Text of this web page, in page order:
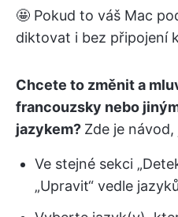
🤩 Pokud to váš Mac
diktovat i bez připojení
Chcete to změnit a
francouzsky nebo
jazykem? Zde je
Ve stejné sekci
„Upravit“ vedle